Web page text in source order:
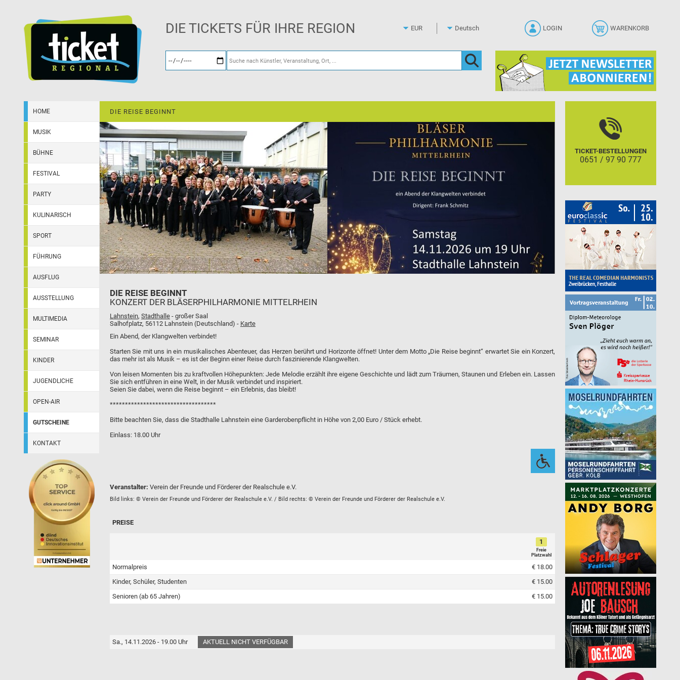
DIE TICKETS FÜR IHRE REGION
HOME
MUSIK
BÜHNE
FESTIVAL
PARTY
KULINARISCH
SPORT
FÜHRUNG
AUSFLUG
AUSSTELLUNG
MULTIMEDIA
SEMINAR
KINDER
JUGENDLICHE
OPEN-AIR
GUTSCHEINE
KONTAKT
DIE REISE BEGINNT
DIE REISE BEGINNT
KONZERT DER BLÄSERPHILHARMONIE MITTELRHEIN
Lahnstein, Stadthalle - großer Saal
Salhofplatz, 56112 Lahnstein (Deutschland) - Karte
Ein Abend, der Klangwelten verbindet!
Starten Sie mit uns in ein musikalisches Abenteuer, das Herzen berührt und Horizonte öffnet! Unter dem Motto „Die Reise beginnt“ erwartet Sie ein Konzert,
das mehr ist als Musik – es ist der Beginn einer Reise durch faszinierende Klangwelten.
Von leisen Momenten bis zu kraftvollen Höhepunkten: Jede Melodie erzählt ihre eigene Geschichte und lädt zum Träumen, Staunen und Erleben ein. Lassen
Sie sich entführen in eine Welt, in der Musik verbindet und inspiriert.
Seien Sie dabei, wenn die Reise beginnt – ein Erlebnis, das bleibt!
***********************************
Bitte beachten Sie, dass die Stadthalle Lahnstein eine Garderobenpflicht in Höhe von 2,00 Euro / Stück erhebt.
Einlass: 18.00 Uhr
Veranstalter: Verein der Freunde und Förderer der Realschule e.V.
Bild links: © Verein der Freunde und Förderer der Realschule e.V. / Bild rechts: © Verein der Freunde und Förderer der Realschule e.V.
PREISE
1
Freie
Platzwahl
Normalpreis
€ 18.00
Kinder, Schüler, Studenten
€ 15.00
Senioren (ab 65 Jahren)
€ 15.00
Sa., 14.11.2026 - 19.00 Uhr AKTUELL NICHT VERFÜGBAR
TICKET-BESTELLUNGEN
0651 / 97 90 777
WARENKORB
LOGIN